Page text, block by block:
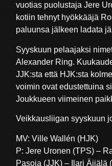
vuotias puolustaja Jere
kotiin tehnyt hyökkääjä
paluunsa jälkeen ladata
Syyskuun pelaajaksi
Alexander Ring.
JJK:sta että HJK:sta
voimin ovat edustettuina
Joukkueen viimeinen
Veikkausliigan syyskuun
MV: Ville Wallén (HJK)
P: Jere Uronen (TPS) –
Pasoja (JJK) – Ilari Äijälä